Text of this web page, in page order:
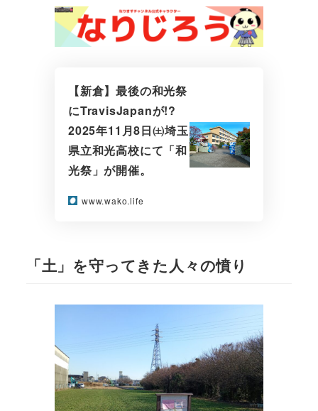
【新倉】最後の和光祭
にTravisJapanが!?
2025年11月8日㈯埼玉
県立和光高校にて「和
光祭」が開催。
www.wako.life
「土」を守ってきた人々の憤り